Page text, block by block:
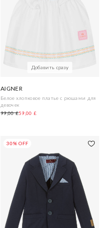
Добавить сразу
AIGNER
Белое хлопковое платье с рюшами для
девочек
99,00 £59,00 £
30% OFF